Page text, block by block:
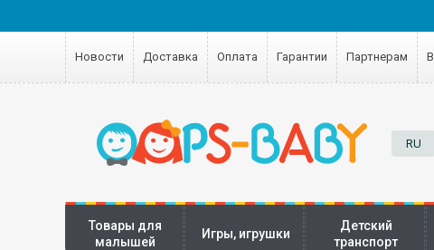
Новости Доставка Оплата Гарантии Партнерам
RU
Товары для
малышей
Игры, игрушки
Детский
транспорт